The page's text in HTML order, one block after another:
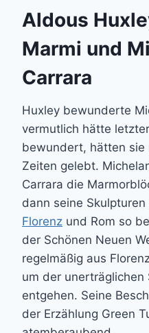
Aldous
Marmi und
Carrara
Huxley bewunderte
vermutlich hätte
bewundert, hätten sie
Zeiten gelebt.
Carrara die
dann seine
Florenz und Rom so
der Schönen Neuen
regelmäßig aus
um der
entgehen. Seine
der Erzählung Green